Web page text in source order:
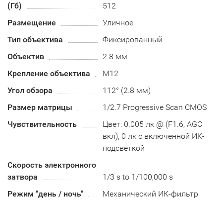
(Гб)
512
Размещение
Уличное
Тип объектива
Фиксированный
Объектив
2.8 мм
Крепление объектива
М12
Угол обзора
112° (2.8 мм)
Размер матрицы
1/2.7 Progressive Scan CMOS
Чувствительность
Цвет: 0.005 лк @ (F1.6, AGC
вкл), 0 лк с включенной ИК-
подсветкой
Скорость электронного
затвора
1/3 s to 1/100,000 s
Режим "день / ночь"
Механический ИК-фильтр